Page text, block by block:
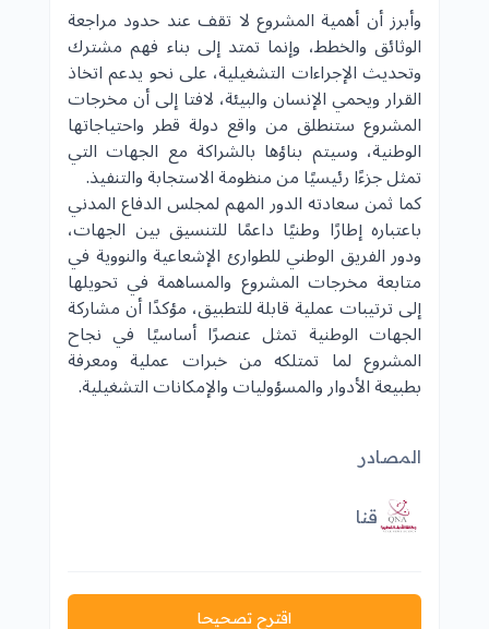
وأبرز أن أهمية المشروع لا تقف عند حدود مراجعة
الوثائق والخطط، وإنما تمتد إلى بناء فهم مشترك
وتحديث الإجراءات التشغيلية، على نحو يدعم اتخاذ
القرار ويحمي الإنسان والبيئة، لافتا إلى أن مخرجات
المشروع ستنطلق من واقع دولة قطر واحتياجاتها
الوطنية، وسيتم بناؤها بالشراكة مع الجهات التي
تمثل جزءًا رئيسيًا من منظومة الاستجابة والتنفيذ.
كما ثمن سعادته الدور المهم لمجلس الدفاع المدني
باعتباره إطارًا وطنيًا داعمًا للتنسيق بين الجهات،
ودور الفريق الوطني للطوارئ الإشعاعية والنووية في
متابعة مخرجات المشروع والمساهمة في تحويلها
إلى ترتيبات عملية قابلة للتطبيق، مؤكدًا أن مشاركة
الجهات الوطنية تمثل عنصرًا أساسيًا في نجاح
المشروع لما تمتلكه من خبرات عملية ومعرفة
بطبيعة الأدوار والمسؤوليات والإمكانات التشغيلية.
المصادر
قنا
اقترح تصحيحا